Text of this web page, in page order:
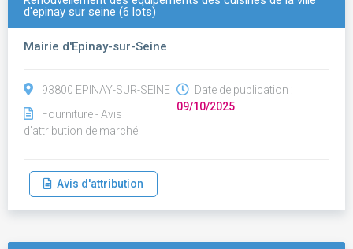
d'epinay sur seine (6 lots)
Mairie d'Epinay-sur-Seine
93800 EPINAY-SUR-SEINE
Fourniture - Avis
d'attribution de marché
Date de publication :
09/10/2025
Avis d'attribution